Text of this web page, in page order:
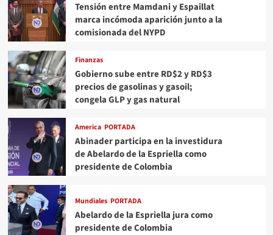
Tensión entre Mamdani y Espaillat
marca incómoda aparición junto a la
comisionada del NYPD
Finanzas
Gobierno sube entre RD$2 y RD$3
precios de gasolinas y gasoil;
congela GLP y gas natural
America PORTADA
Abinader participa en la investidura
de Abelardo de la Espriella como
presidente de Colombia
Mundiales PORTADA
Abelardo de la Espriella jura como
presidente de Colombia